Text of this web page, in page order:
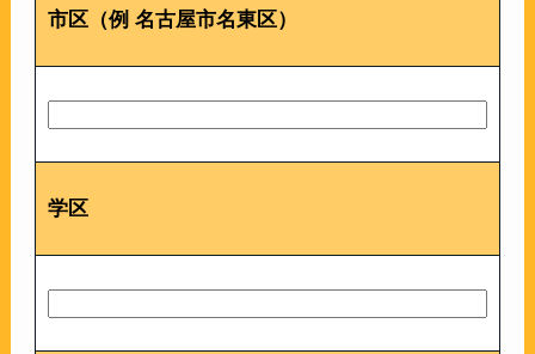
市区（例 名古屋市名東区）
学区